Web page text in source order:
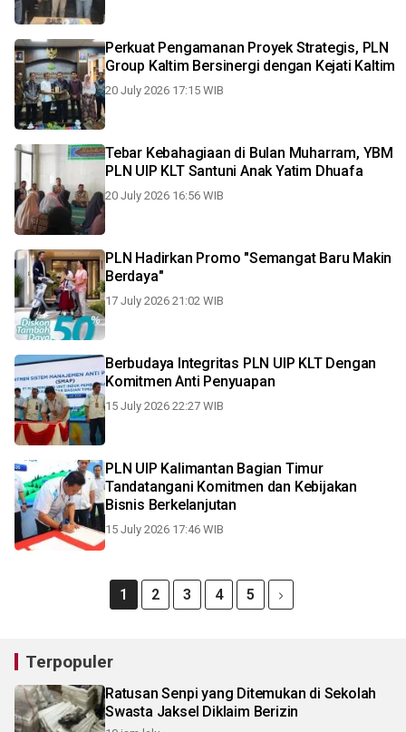
Perkuat Pengamanan Proyek Strategis, PLN
Group Kaltim Bersinergi dengan Kejati Kaltim
20 July 2026 17:15 WIB
Tebar Kebahagiaan di Bulan Muharram, YBM
PLN UIP KLT Santuni Anak Yatim Dhuafa
20 July 2026 16:56 WIB
PLN Hadirkan Promo "Semangat Baru Makin
Berdaya"
17 July 2026 21:02 WIB
Berbudaya Integritas PLN UIP KLT Dengan
Komitmen Anti Penyuapan
15 July 2026 22:27 WIB
PLN UIP Kalimantan Bagian Timur
Tandatangani Komitmen dan Kebijakan
Bisnis Berkelanjutan
15 July 2026 17:46 WIB
1 2 3 4 5
Terpopuler
Ratusan Senpi yang Ditemukan di Sekolah
Swasta Jaksel Diklaim Berizin